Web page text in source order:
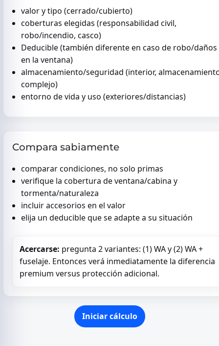
valor y tipo (cerrado/cubierto)
coberturas elegidas (responsabilidad civil,
robo/incendio, casco)
Deducible (también diferente en caso de robo/daños
en la ventana)
almacenamiento/seguridad (interior,
complejo)
entorno de vida y uso (exteriores/distancias)
Compara sabiamente
comparar condiciones, no solo primas
verifique la cobertura de ventana/cabina y
tormenta/naturaleza
incluir accesorios en el valor
elija un deducible que se adapte a su situación
Acercarse: pregunta 2 variantes: (1) WA y (2) WA +
fuselaje. Entonces verá inmediatamente la diferencia
premium versus protección adicional.
Iniciar cálculo